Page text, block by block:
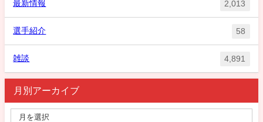
最新情報 2,013
選手紹介 58
雑談 4,891
月別アーカイブ